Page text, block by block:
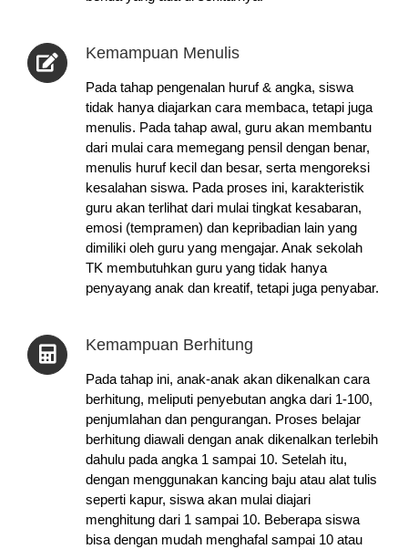
Kemampuan Menulis
Pada tahap pengenalan huruf & angka, siswa
tidak hanya diajarkan cara membaca, tetapi juga
menulis. Pada tahap awal, guru akan membantu
dari mulai cara memegang pensil dengan benar,
menulis huruf kecil dan besar, serta mengoreksi
kesalahan siswa. Pada proses ini, karakteristik
guru akan terlihat dari mulai tingkat kesabaran,
emosi (tempramen) dan kepribadian lain yang
dimiliki oleh guru yang mengajar. Anak sekolah
TK membutuhkan guru yang tidak hanya
penyayang anak dan kreatif, tetapi juga penyabar.
Kemampuan Berhitung
Pada tahap ini, anak-anak akan dikenalkan cara
berhitung, meliputi penyebutan angka dari 1-100,
penjumlahan dan pengurangan. Proses belajar
berhitung diawali dengan anak dikenalkan terlebih
dahulu pada angka 1 sampai 10. Setelah itu,
dengan menggunakan kancing baju atau alat tulis
seperti kapur, siswa akan mulai diajari
menghitung dari 1 sampai 10. Beberapa siswa
bisa dengan mudah menghafal sampai 10 atau